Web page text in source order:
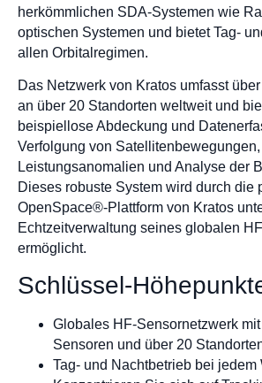
herkömmlichen SDA-Systemen wie
optischen Systemen und bietet Tag-
allen Orbitalregimen.
Das Netzwerk von Kratos umfasst
an über 20 Standorten weltweit und
beispiellose Abdeckung und
Verfolgung von
Leistungsanomalien und Analyse der
Dieses robuste System wird durch die
OpenSpace®-Plattform von Kratos
Echtzeitverwaltung seines globalen
ermöglicht.
Schlüssel-
Globales HF-Sensornetzwerk
Sensoren und über 20
Tag- und Nachtbetrieb bei jedem